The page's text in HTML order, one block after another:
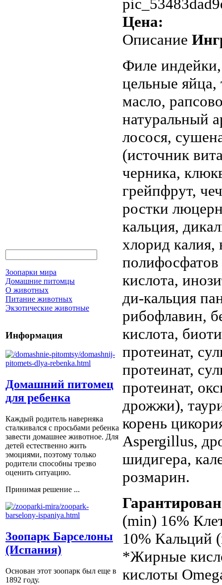
Зоопарки мира
Домашние питомцы
О животных
Питание животных
Экзотические животные
Информация
Домашний питомец
для ребенка
Каждый родитель наверняка
сталкивался с просьбами ребенка
завести домашнее животное. Для
детей естественно жить
эмоциями, поэтому только
родители способны трезво
оценить ситуацию.
Принимая решение ...
Зоопарк Барселоны
(Испания)
Основан этот зоопарк был еще в
1892 году.
Цена:
Описание
Филе индейки,
цельные яйца,
масло,
натуральный
лосося,
(источник
черника,
грейпфрут,
ростки
кальция,
хлорид
кислота,
ди-кальция
рибофлавин,
кислота,
протеинат,
протеинат,
протеинат,
дрожжи),
корень
Aspergillus,
шидигера,
розмарин.
(min) 16%
10% Кальций
*Жирные
кислоты